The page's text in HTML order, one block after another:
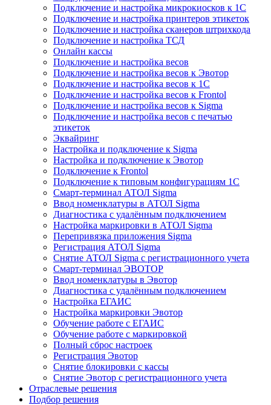
Подключение и настройка микрокиосков к 1С
Подключение и настройка принтеров этикеток
Подключение и настройка сканеров штрихкода
Подключение и настройка ТСД
Онлайн кассы
Подключение и настройка весов
Подключение и настройка весов к Эвотор
Подключение и настройка весов к 1С
Подключение и настройка весов к Frontol
Подключение и настройка весов к Sigma
Подключение и настройка весов с печатью
этикеток
Эквайринг
Настройка и подключение к Sigma
Настройка и подключение к Эвотор
Подключение к Frontol
Подключение к типовым конфигурациям 1С
Смарт-терминал АТОЛ Sigma
Ввод номенклатуры в АТОЛ Sigma
Диагностика с удалённым подключением
Настройка маркировки в АТОЛ Sigma
Перепривязка приложения Sigma
Регистрация АТОЛ Sigma
Снятие АТОЛ Sigma с регистрационного учета
Смарт-терминал ЭВОТОР
Ввод номенклатуры в Эвотор
Диагностика с удалённым подключением
Настройка ЕГАИС
Настройка маркировки Эвотор
Обучение работе с ЕГАИС
Обучение работе с маркировкой
Полный сброс настроек
Регистрация Эвотор
Снятие блокировки с кассы
Снятие Эвотор с регистрационного учета
Отраслевые решения
Подбор решения